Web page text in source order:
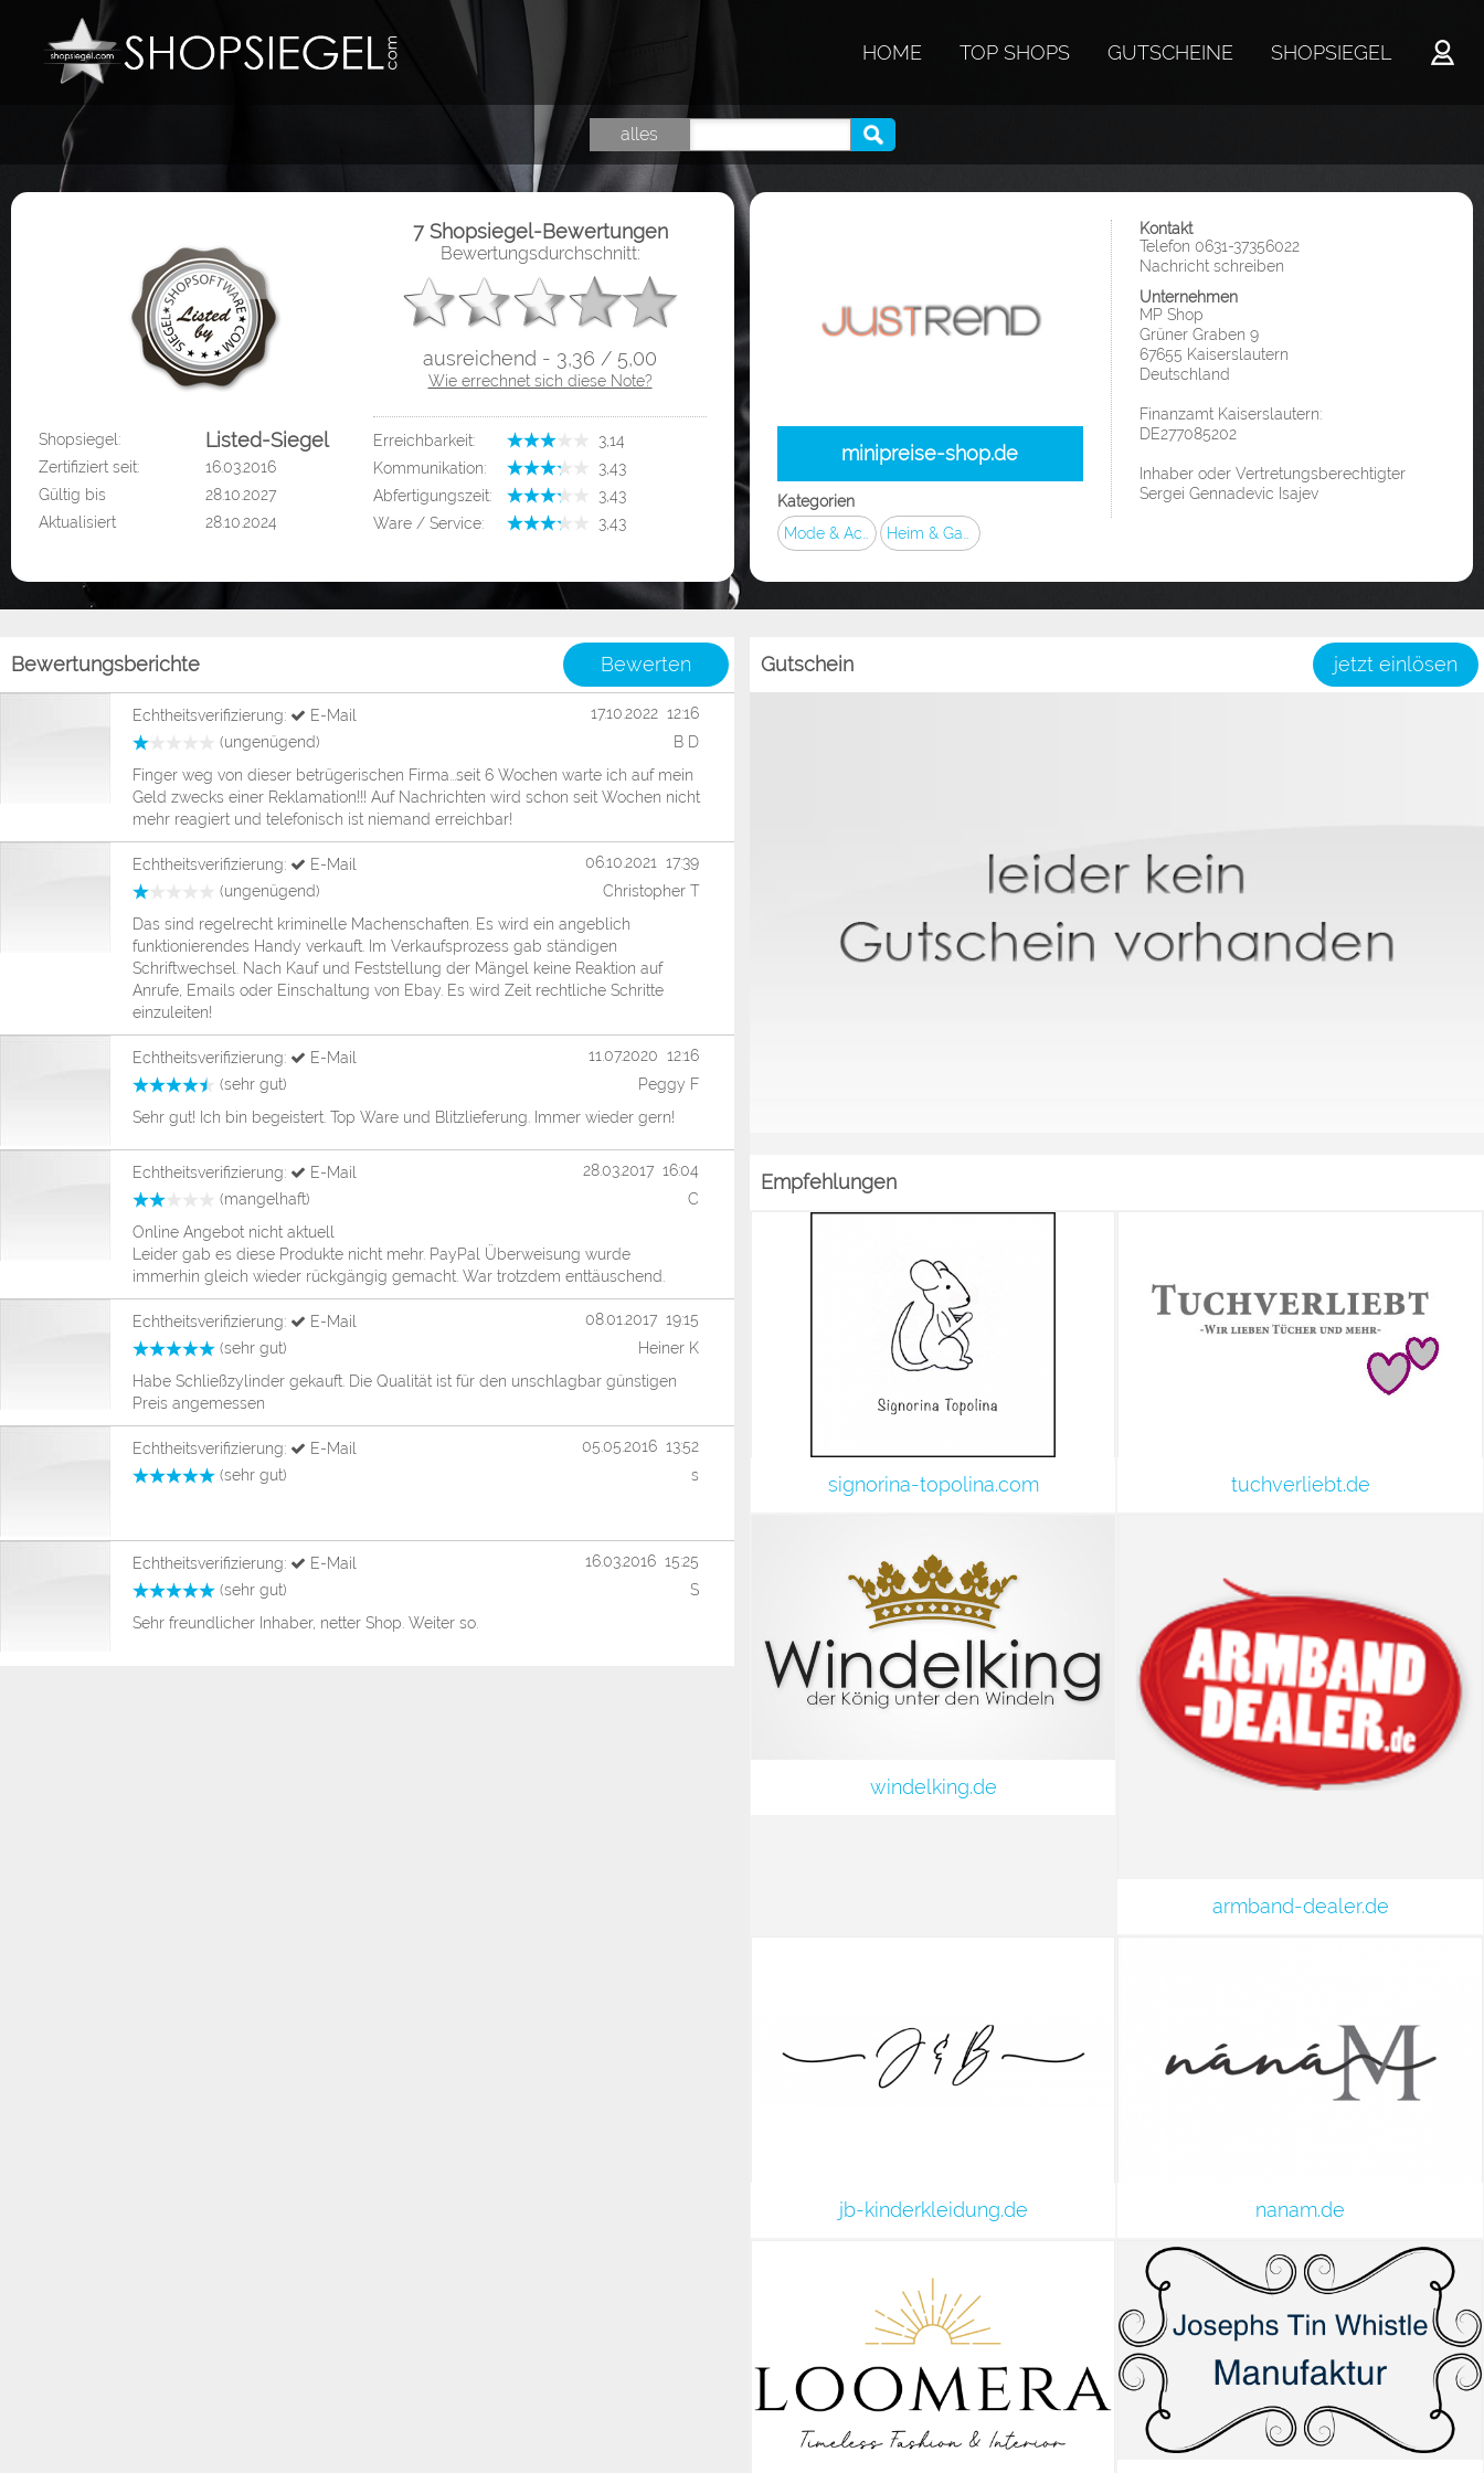
HOME TOP SHOPS GUTSCHEINE SHOPSIEGEL
alles
Shopsiegel: Listed-Siegel
Zertifiziert seit:
16.03.2016
Gültig bis
28.10.2027
Aktualisiert
28.10.2024
7 Shopsiegel-Bewertungen
Bewertungsdurchschnitt:
ausreichend - 3,36 / 5,00
Wie errechnet sich diese Note?
Erreichbarkeit:
­ 3,14
(ausreichend)
Kommunikation:
­ 3,43
(ausreichend)
Abfertigungszeit:
­ 3,43
(ausreichend)
Ware / Service:
­ 3,43
minipreise-shop.de
Kategorien
Kontakt
Telefon 0631-37356022
Nachricht schreiben
Unternehmen
MP Shop
Grüner Graben 9
67655 Kaiserslautern
Deutschland
Finanzamt Kaiserslautern:
DE277085202
Inhaber oder Vertretungsberechtigter
Sergei Gennadevic Isajev
Bewertungsberichte Bewerten
(ungenügend) B D
17.10.2022 12:16
Echtheitsverifizierung: E-Mail
Finger weg von dieser betrügerischen Firma...seit 6 Wochen warte ich auf mein
Geld zwecks einer Reklamation!!! Auf Nachrichten wird schon seit Wochen nicht
mehr reagiert und telefonisch ist niemand erreichbar!
(ungenügend) Christopher T
06.10.2021 17:39
Echtheitsverifizierung: E-Mail
Das sind regelrecht kriminelle Machenschaften. Es wird ein angeblich
funktionierendes Handy verkauft. Im Verkaufsprozess gab ständigen
Schriftwechsel. Nach Kauf und Feststellung der Mängel keine Reaktion auf
Anrufe, Emails oder Einschaltung von Ebay. Es wird Zeit rechtliche Schritte
einzuleiten!
(sehr gut) Peggy F
11.07.2020 12:16
Echtheitsverifizierung: E-Mail
Sehr gut! Ich bin begeistert. Top Ware und Blitzlieferung. Immer wieder gern!
(mangelhaft) C
28.03.2017 16:04
Echtheitsverifizierung: E-Mail
Online Angebot nicht aktuell
Leider gab es diese Produkte nicht mehr. PayPal Überweisung wurde
immerhin gleich wieder rückgängig gemacht. War trotzdem enttäuschend.
(sehr gut) Heiner K
08.01.2017 19:15
Echtheitsverifizierung: E-Mail
Habe Schließzylinder gekauft. Die Qualität ist für den unschlagbar günstigen
Preis angemessen
(sehr gut) s
05.05.2016 13:52
Echtheitsverifizierung: E-Mail
(sehr gut) S
16.03.2016 15:25
Echtheitsverifizierung: E-Mail
Sehr freundlicher Inhaber, netter Shop. Weiter so.
Gutschein jetzt einlösen
Empfehlungen
signorina-topolina.com tuchverliebt.de
windelking.de
armband-dealer.de
jb-kinderkleidung.de nanam.de